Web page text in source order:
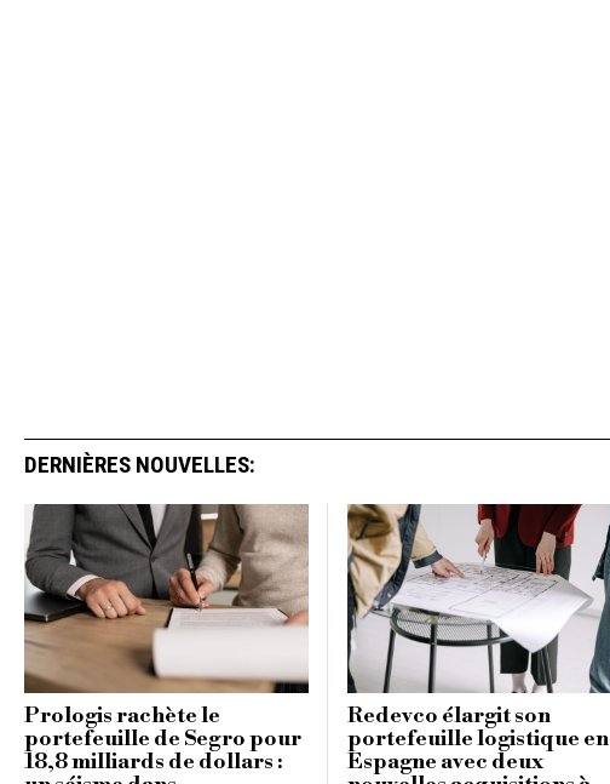
DERNIÈRES NOUVELLES:
Prologis rachète le
portefeuille de Segro pour
18,8 milliards de dollars :
Redevco élargit son
portefeuille logistique en
Espagne avec deux